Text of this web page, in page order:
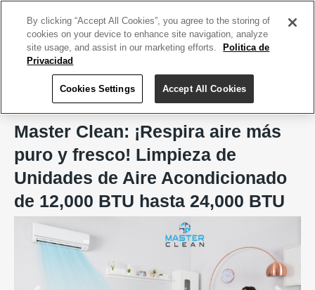
Master Clean
Master Clean: ¡Respira aire más
puro y fresco! Limpieza de
Unidades de Aire Acondicionado
de 12,000 BTU hasta 24,000 BTU
By clicking “Accept All Cookies”, you agree to the storing of
cookies on your device to enhance site navigation, analyze
site usage, and assist in our marketing efforts.
Politica de
Privacidad
Cookies Settings Accept All Cookies